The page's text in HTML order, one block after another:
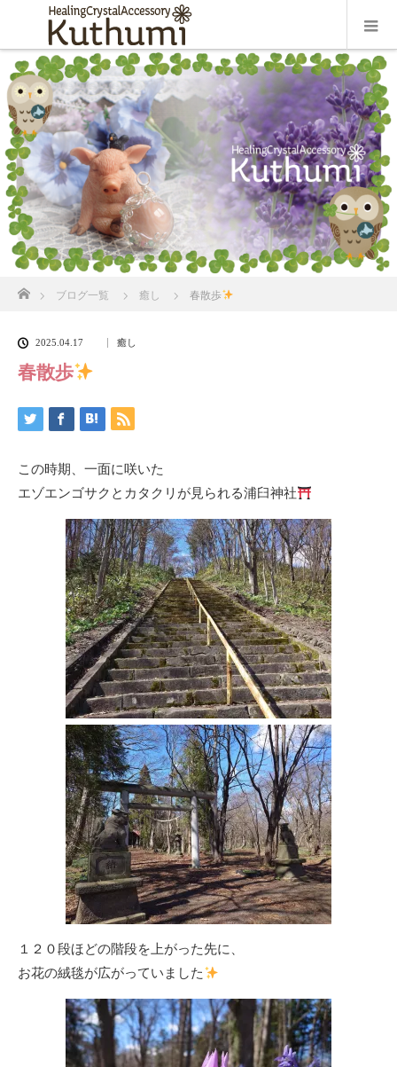
ブログ一覧 癒し 春散歩
2025.04.17 癒し
春散歩
この時期、一面に咲いた
エゾエンゴサクとカタクリが見られる浦臼神社
１２０段ほどの階段を上がった先に、
お花の絨毯が広がっていました